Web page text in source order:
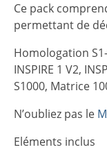
Ce pack
permettant de
Homologation
INSPIRE 1 V2,
S1000, Matrice
N’oubliez pas le
Eléments inclus